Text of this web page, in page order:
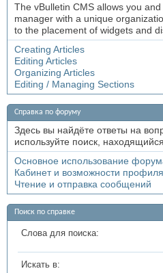
The vBulletin CMS allows you
manager with a unique
to the placement of widgets and
Creating Articles
Editing Articles
Organizing Articles
Editing / Managing Sections
Справка по форуму
Здесь вы найдёте ответы на
используйте поиск,
Основное использование
Кабинет и возможности
Чтение и отправка сообщений
Поиск по справке
Слова для поиска:
Искать в: